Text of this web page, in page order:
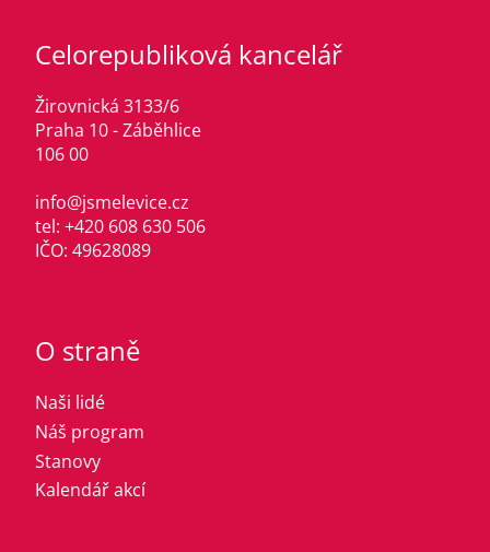
Celorepubliková kancelář
Žirovnická 3133/6
Praha 10 - Záběhlice
106 00
info@jsmelevice.cz
tel: +420 608 630 506
IČO: 49628089
O straně
Naši lidé
Náš program
Stanovy
Kalendář akcí